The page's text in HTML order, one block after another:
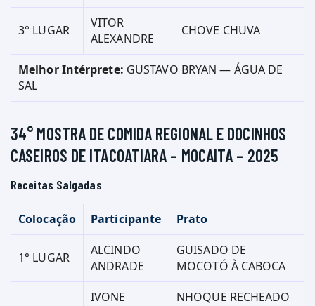
3° LUGAR
VITOR
ALEXANDRE
CHOVE CHUVA
Melhor Intérprete: GUSTAVO BRYAN — ÁGUA DE
SAL
34° MOSTRA DE COMIDA REGIONAL E DOCINHOS
CASEIROS DE ITACOATIARA – MOCAITA – 2025
Receitas Salgadas
Colocação Participante Prato
1° LUGAR
ALCINDO
ANDRADE
GUISADO DE
MOCOTÓ À CABOCA
IVONE
NHOQUE RECHEADO